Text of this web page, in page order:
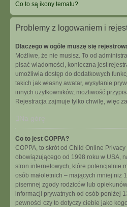
Co to są ikony tematu?
Problemy z logowaniem i
Dlaczego w ogóle muszę się
Możliwe, że nie musisz. To od
pisać wiadomości, konieczna jest
umożliwia dostęp do dodatkowych
takich jak własny awatar, wysyłanie
innych użytkowników, możliwość
Rejestracja zajmuje tylko chwilę, więc
Na górę
Co to jest COPPA?
COPPA, to skrót od Child Online
obowiązującego od 1998 roku w USA,
stron internetowych, które potencjalnie
osób małoletnich – mających mniej niż
pisemnej zgody rodziców lub
informacji prywatnych od osób poniżej
pewności czy to dotyczy ciebie jako